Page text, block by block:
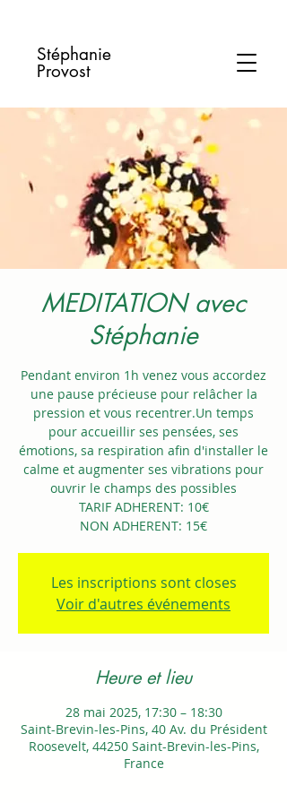
Stéphanie
Provost
MEDITATION avec
Stéphanie
Pendant environ 1h venez vous accordez
une pause précieuse pour relâcher la
pression et vous recentrer.Un temps
pour accueillir ses pensées, ses
émotions, sa respiration afin d'installer le
calme et augmenter ses vibrations pour
ouvrir le champs des possibles
TARIF ADHERENT: 10€
NON ADHERENT: 15€
Les inscriptions sont closes
Voir d'autres événements
Heure et lieu
28 mai 2025, 17:30 – 18:30
Saint-Brevin-les-Pins, 40 Av. du Président
Roosevelt, 44250 Saint-Brevin-les-Pins,
France